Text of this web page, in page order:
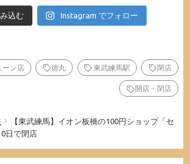
込む Instagram でフォロー
ーン店 徳丸 東武練馬駅 閉店
開店・閉店
【東武練馬】イオン板橋の100円ショップ「セ
日で閉店